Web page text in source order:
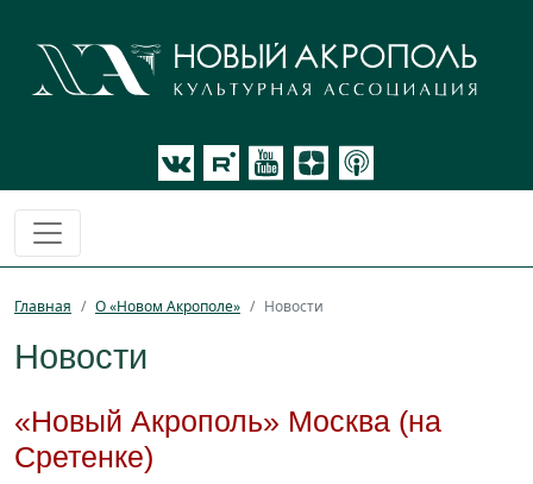
Главная О «Новом Акрополе» Новости
Новости
«Новый Акрополь» Москва (на
Сретенке)